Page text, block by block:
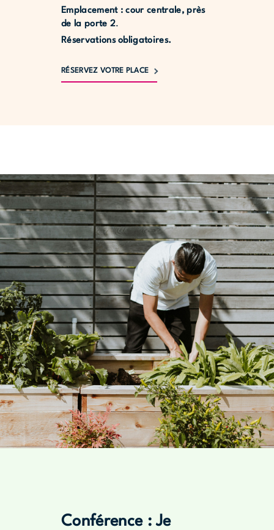
Emplacement : cour centrale, près
de la porte 2.
Réservations obligatoires.
RÉSERVEZ VOTRE PLACE
Conférence : Je